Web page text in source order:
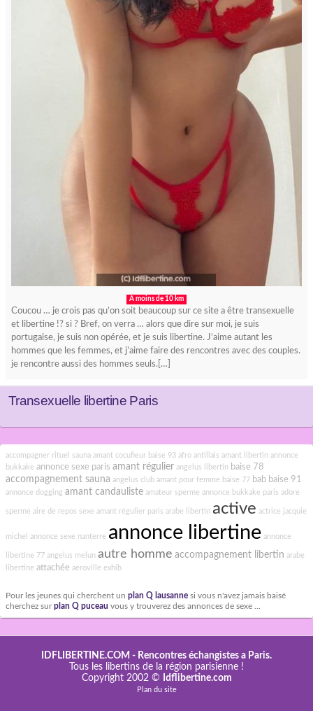
A moins de 10 km
Coucou … je crois pas qu’on soit beaucoup sur ce site a être transexuelle
et libertine !? si ? Bref, on verra … alors que dire sur moi, je suis
portugaise, je suis non opérée, et je suis libertine. J’aime autant les
hommes que les femmes, et j’aime faire des rencontres avec des couples.
je rencontre aussi des hommes seuls.[…]
Transexuelle libertine Paris
accompagner rituel sauna amant cocufieur baise 93 afro antillais amant libertin annonce
bukkake annonce sexe paris amant régulier angelus libertin baise 78
accompagnement sauna angelus club amant pour femme baise 77 bab baise 91
annonce dogging amant candauliste amateur sperme annonce bukkake paris adore
sperme aire de repos sexe amant régulier paris arabe libertin active actrice jacquie
michel annonce sexe nanterre annonce libertine annonce
libertine 77 angelus melun autre homme accompagnement libertin arabe
libertine attachée aeroville exhib
Pour les jeunes qui cherchent un plan Q lausanne si vous n'avez jamais baisé
cherchez surplan Q puceau vous y trouverez des annonces de sexe ...
IDFLIBERTINE.COM - Rencontres échangistes a Paris.
Tous les libertins de la région parisienne !
Copyright 2002 ©
Idflibertine.com
Plan du site